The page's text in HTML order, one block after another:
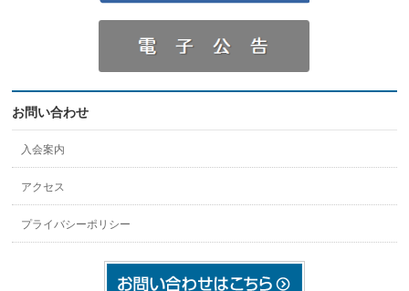
お問い合わせ
入会案内
アクセス
プライバシーポリシー